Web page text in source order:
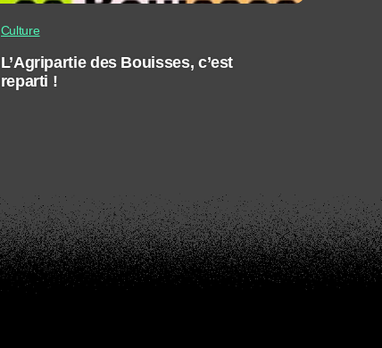
Culture
L’Agripartie des Bouisses, c’est
reparti !